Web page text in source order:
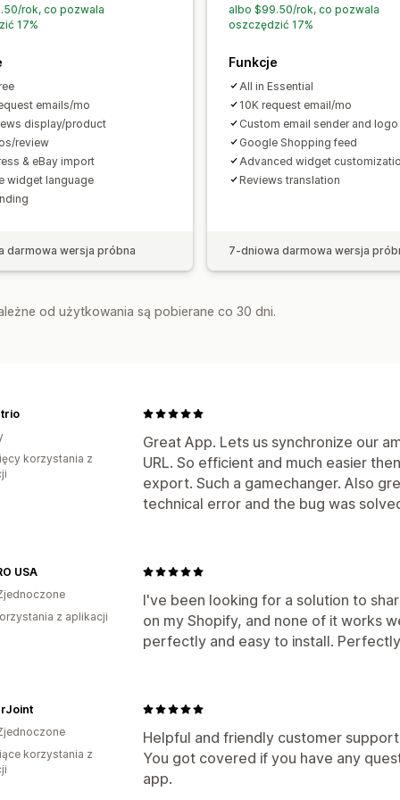
rok, co pozwala
17%
emails/mo
display/product
review
& eBay import
widget language
darmowa wersja próbna
albo $99.50/rok, co pozwala
oszczędzić 17%
Funkcje
All in Essential
10K request email/mo
Custom email sender and logo
Google Shopping feed
Advanced widget
Reviews translation
7-dniowa darmowa wersja
od użytkowania są pobierane co 30 dni.
Great App. Lets us synchronize our
URL. So efficient and much easier
export. Such a gamechanger. Also
technical error and the bug was
korzystania z
I've been looking for a solution to
on my Shopify, and none of it works
perfectly and easy to install.
USA
z aplikacji
Helpful and friendly customer
You got covered if you have any
app.
korzystania z